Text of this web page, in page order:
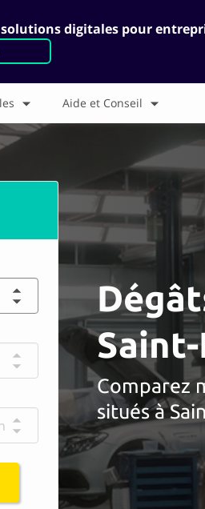
digitales pour
Aide et Conseil
Comparez
situés à